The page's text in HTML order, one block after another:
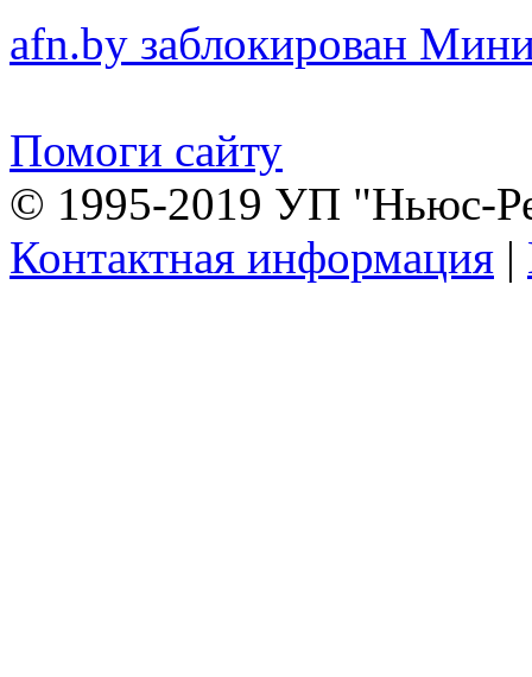
afn.by заблокирован
Помоги сайту
© 1995-2019 УП "Ньюс-
Контактная информация |